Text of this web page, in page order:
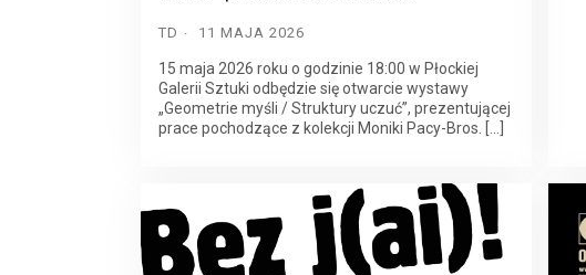
TD 11 MAJA 2026
15 maja 2026 roku o godzinie 18:00 w Płockiej
Galerii Sztuki odbędzie się otwarcie wystawy
„Geometrie myśli / Struktury uczuć”, prezentującej
prace pochodzące z kolekcji Moniki Pacy-Bros. […]